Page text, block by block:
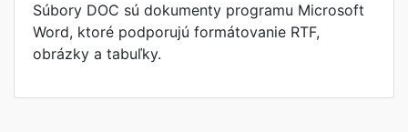
Súbory DOC sú dokumenty programu Microsoft
Word, ktoré podporujú formátovanie RTF,
obrázky a tabuľky.